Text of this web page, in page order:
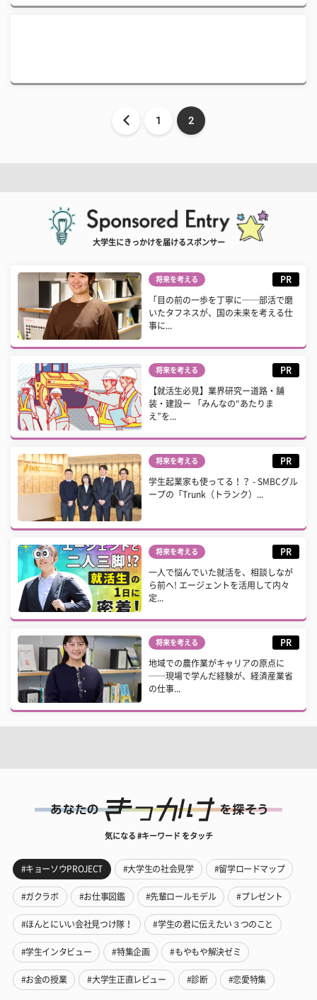
1 2
大学生にきっかけを届けるスポンサー
将来を考える PR
「目の前の一歩を丁寧に──部活で磨
いたタフネスが、国の未来を考える仕
事に...
将来を考える PR
【就活生必見】業界研究ー道路・舗
装・建設ー 「みんなの“あたりま
え”を...
将来を考える PR
学生起業家も使ってる！？ - SMBCグル
ープの「Trunk（トランク）...
将来を考える PR
一人で悩んでいた就活を、相談しなが
ら前へ! エージェントを活用して内々
定...
将来を考える PR
地域での農作業がキャリアの原点に
──現場で学んだ経験が、経済産業省
の仕事...
気になる #キーワード をタッチ
#キョーソウPROJECT #大学生の社会見学 #留学ロードマップ
#ガクラボ #お仕事図鑑 #先輩ロールモデル #プレゼント
#ほんとにいい会社見つけ隊！ #学生の君に伝えたい３つのこと
#学生インタビュー #特集企画 #もやもや解決ゼミ
#お金の授業 #大学生正直レビュー #診断 #恋愛特集